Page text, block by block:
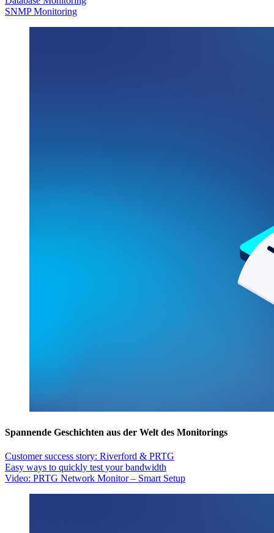
SNMP Monitoring
Spannende Geschichten aus der Welt des Monitorings
Customer success story: Riverford & PRTG
Easy ways to quickly test your bandwidth
Video: PRTG Network Monitor – Smart Setup